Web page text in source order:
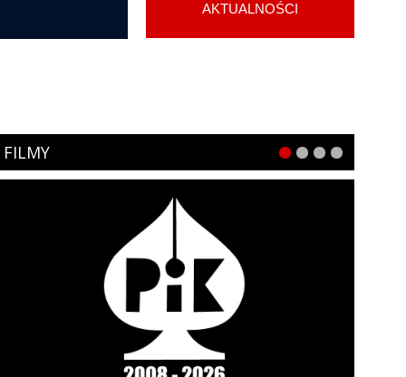
AKTUALNOŚCI
FILMY